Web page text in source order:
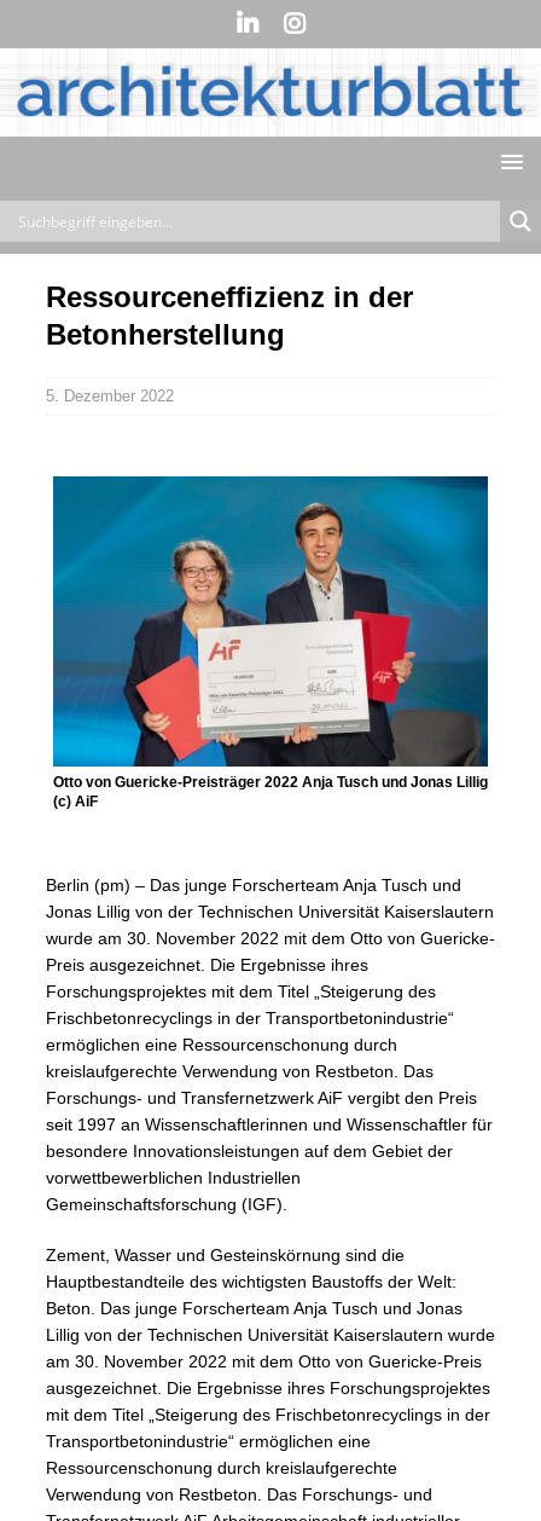
Ressourceneffizienz in der
Betonherstellung
5. Dezember 2022
Otto von Guericke-Preisträger 2022 Anja Tusch und Jonas Lillig
(c) AiF
Berlin (pm) – Das junge Forscherteam Anja Tusch und
Jonas Lillig von der Technischen Universität Kaiserslautern
wurde am 30. November 2022 mit dem Otto von Guericke-
Preis ausgezeichnet. Die Ergebnisse ihres
Forschungsprojektes mit dem Titel „Steigerung des
Frischbetonrecyclings in der Transportbetonindustrie“
ermöglichen eine Ressourcenschonung durch
kreislaufgerechte Verwendung von Restbeton. Das
Forschungs- und Transfernetzwerk AiF vergibt den Preis
seit 1997 an Wissenschaftlerinnen und Wissenschaftler für
besondere Innovationsleistungen auf dem Gebiet der
vorwettbewerblichen Industriellen
Gemeinschaftsforschung (IGF).
Zement, Wasser und Gesteinskörnung sind die
Hauptbestandteile des wichtigsten Baustoffs der Welt:
Beton. Das junge Forscherteam Anja Tusch und Jonas
Lillig von der Technischen Universität Kaiserslautern wurde
am 30. November 2022 mit dem Otto von Guericke-Preis
ausgezeichnet. Die Ergebnisse ihres Forschungsprojektes
mit dem Titel „Steigerung des Frischbetonrecyclings in der
Transportbetonindustrie“ ermöglichen eine
Ressourcenschonung durch kreislaufgerechte
Verwendung von Restbeton. Das Forschungs- und